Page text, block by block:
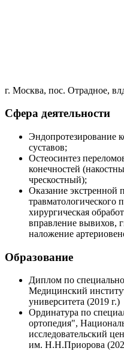
г. Москва, пос. Отрадное,
Сфера деятельности
Эндопротезирование
суставов;
Остеосинтез
конечностей
чрескостный);
Оказание
травматологического
хирургическая
вправление вывихов,
наложение
Образование
Диплом по
Медицинский
университета (2019 г.)
Ординатура по
ортопедия",
исследовательский
им. Н.Н.Приорова